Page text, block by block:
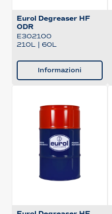
Eurol Degreaser HF
ODR
E302100
210L | 60L
Informazioni